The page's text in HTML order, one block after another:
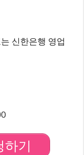
신한은행 영업
기